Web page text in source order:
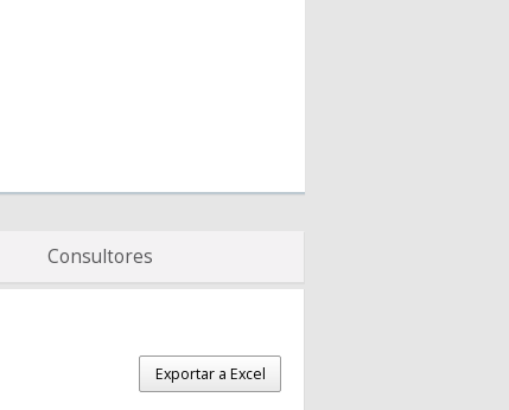
Consultores
Exportar a Excel